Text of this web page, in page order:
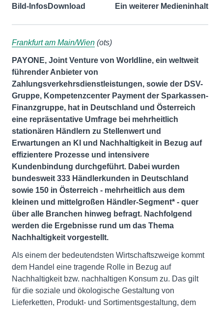
Bild-InfosDownload Ein weiterer Medieninhalt
Frankfurt am Main/Wien (ots)
PAYONE, Joint Venture von Worldline, ein weltweit
führender Anbieter von
Zahlungsverkehrsdienstleistungen, sowie der DSV-
Gruppe, Kompetenzcenter Payment der Sparkassen-
Finanzgruppe, hat in Deutschland und Österreich
eine repräsentative Umfrage bei mehrheitlich
stationären Händlern zu Stellenwert und
Erwartungen an KI und Nachhaltigkeit in Bezug auf
effizientere Prozesse und intensivere
Kundenbindung durchgeführt. Dabei wurden
bundesweit 333 Händlerkunden in Deutschland
sowie 150 in Österreich - mehrheitlich aus dem
kleinen und mittelgroßen Händler-Segment* - quer
über alle Branchen hinweg befragt. Nachfolgend
werden die Ergebnisse rund um das Thema
Nachhaltigkeit vorgestellt.
Als einem der bedeutendsten Wirtschaftszweige kommt
dem Handel eine tragende Rolle in Bezug auf
Nachhaltigkeit bzw. nachhaltigen Konsum zu. Das gilt
für die soziale und ökologische Gestaltung von
Lieferketten, Produkt- und Sortimentsgestaltung, dem